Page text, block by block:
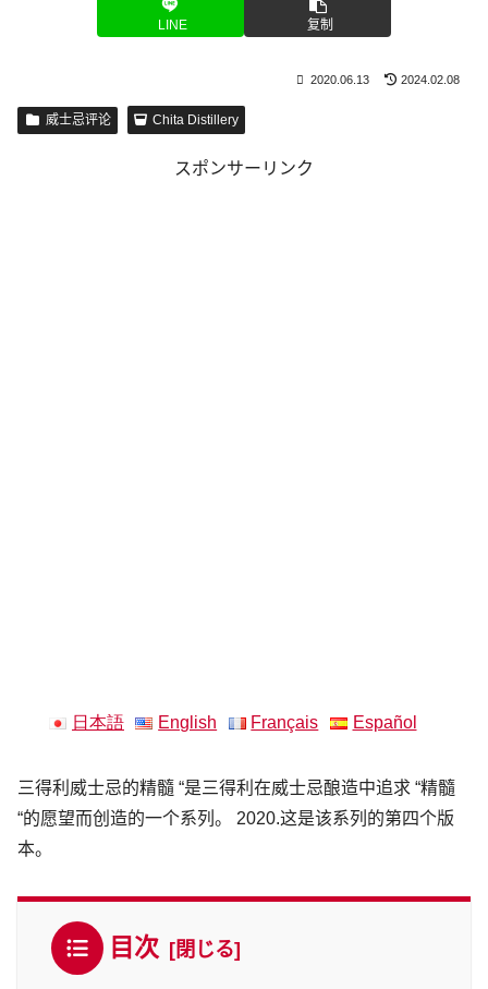
LINE 复制
2020.06.13 2024.02.08
威士忌评论 Chita Distillery
スポンサーリンク
日本語 English Français Español
三得利威士忌的精髓 “是三得利在威士忌酿造中追求 “精髓
“的愿望而创造的一个系列。 2020.这是该系列的第四个版
本。
目次